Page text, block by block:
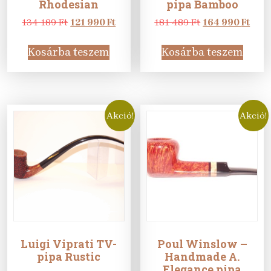
Rhodesian
134 189Ft Original
was:
134
189 Ft.
121 990FtCurrent
990 Ft.
Kosárba teszem
pipa Bamboo
181 489Ft Original
was:
181
489 Ft.
164 990Ft
990
Kosárba teszem
Akció!
Luigi Viprati TV-
pipa Rustic
Akció!
Poul Winslow –
Handmade A.